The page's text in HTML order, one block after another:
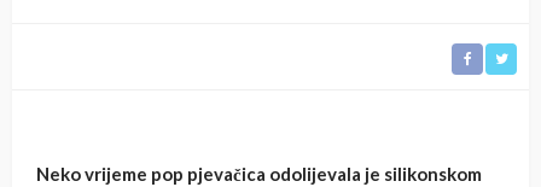
Neko vrijeme pop pjevačica odolijevala je silikonskom